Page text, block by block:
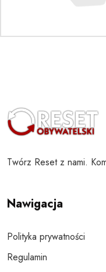
Twórz Reset z nami.
Nawigacja
Polityka prywatności
Regulamin